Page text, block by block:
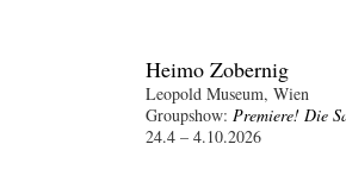
Heimo Zobernig
Leopold Museum, Wien
Groupshow: Premiere! Die
24.4 – 4.10.2026